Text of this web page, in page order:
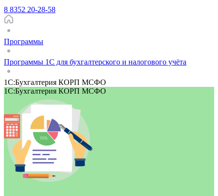
8 8352 20-28-58
Программы
Программы 1С для бухгалтерского и налогового учёта
1С:Бухгалтерия КОРП МСФО
1С:Бухгалтерия КОРП МСФО